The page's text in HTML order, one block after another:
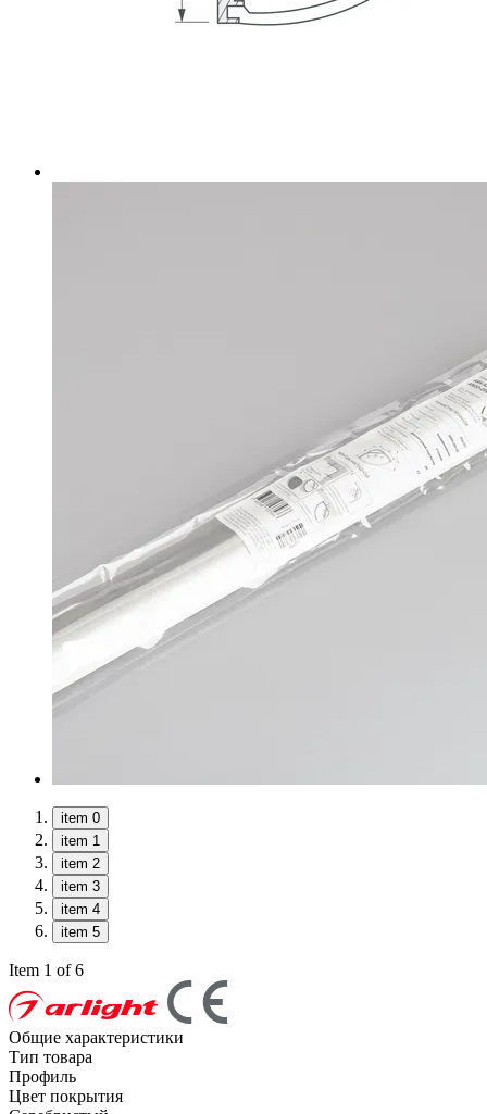
item 0
item 1
item 2
item 3
item 4
item 5
Item 1 of 6
Общие характеристики
Тип товара
Профиль
Цвет покрытия